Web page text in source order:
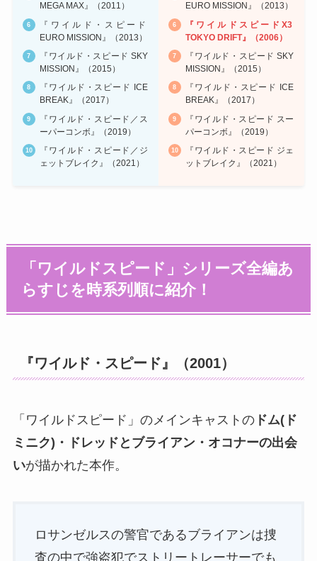
MEGA MAX』（2011）
『ワイルド・スピード
EURO MISSION』（2013）
『ワイルド・スピード SKY
MISSION』（2015）
『ワイルド・スピード ICE
BREAK』（2017）
『ワイルド・スピード／ス
ーパーコンボ』（2019）
『ワイルド・スピード／ジ
ェットブレイク』（2021）
EURO MISSION』（2013）
『ワイルドスピードX3
TOKYO DRIFT』（2006）
『ワイルド・スピード SKY
MISSION』（2015）
『ワイルド・スピード ICE
BREAK』（2017）
『ワイルド・スピード スー
パーコンボ』（2019）
『ワイルド・スピード ジェ
ットブレイク』（2021）
「ワイルドスピード」シリーズ全編あ
らすじを時系列順に紹介！
『ワイルド・スピード』（2001）
「ワイルドスピード」のメインキャストのドム(ド
ミニク)・ドレッドとブライアン・オコナーの出会
いが描かれた本作。
ロサンゼルスの警官であるブライアンは捜
査の中で強盗犯でストリートレーサーでも